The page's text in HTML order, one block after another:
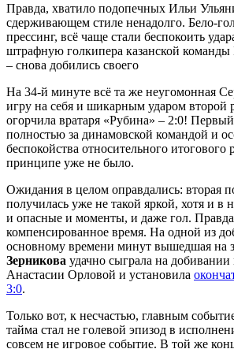
Правда, хватило подопечных Ильи
сдерживающем стиле ненадолго. Бело-
прессинг, всё чаще стали беспокоить
штрафную голкипера казанской
– снова добились своего
На 34-й минуте всё та же неугомонная
игру на себя и шикарным ударом второй
огорчила вратаря «Рубина» – 2:0!
полностью за динамовской командой и
беспокойства относительного итогового
принципе уже не было.
Ожидания в целом оправдались: вторая
получилась уже не такой яркой, хотя и в
и опасные и моменты, и даже гол.
компенсированное время. На одной из
основному времени минут вышедшая на
Зерникова удачно сыграла на добивании
Анастасии Орловой и установила
3:0.
Только вот, к несчастью, главным
тайма стал не голевой эпизод в
совсем не игровое событие. В той же